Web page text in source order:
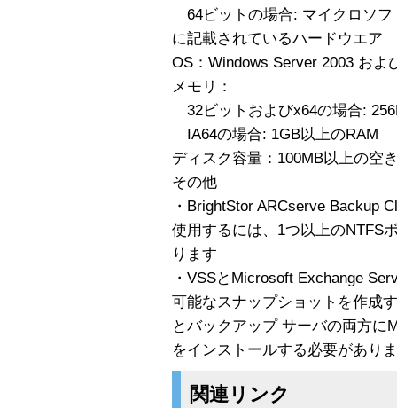
64ビットの場合: マイクロソ
に記載されているハードウエア
OS：Windows Server 2003 およ
メモリ：
32ビットおよびx64の場合:
IA64の場合: 1GB以上のRAM
ディスク容量：100MB以上の空
その他
・BrightStor ARCserve Backup
使用するには、1つ以上のNTFS
ります
・VSSとMicrosoft Exchange
可能なスナップショットを作成
とバックアップ サーバの両方に
をインストールする必要があり
関連リンク